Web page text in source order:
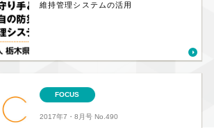
維持管理システムの活用
FOCUS
2017年7・8月号No.490